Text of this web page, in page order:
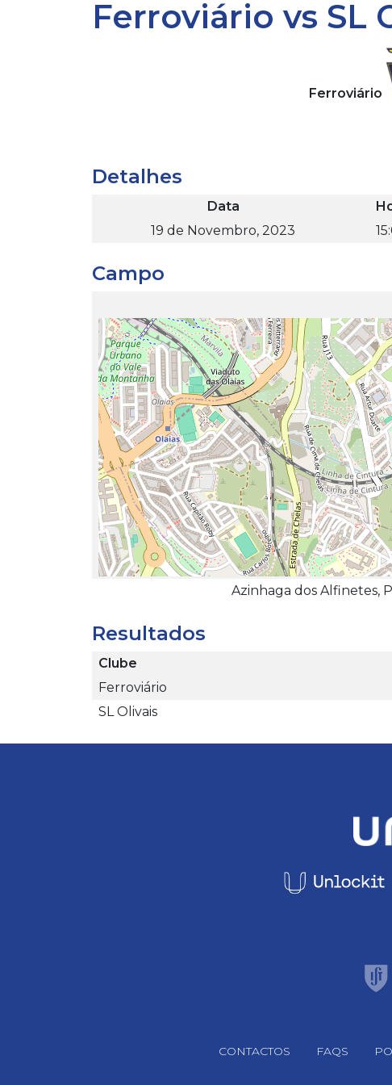
Ferroviário vs SL
Ferroviário
Detalhes
Data
19 de Novembro, 2023
Campo
Azinhaga dos Alfinetes,
Resultados
Clube
Ferroviário
SL Olivais
CONTACTOS FAQS